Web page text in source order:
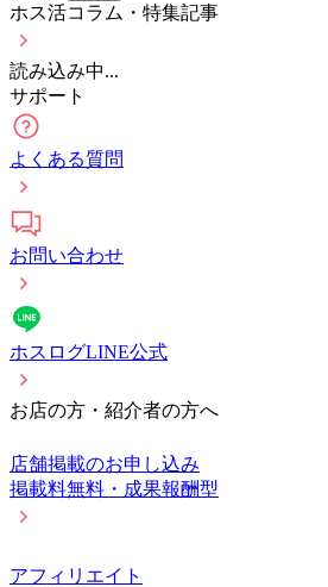
ホス活コラム・特集記事
読み込み中...
サポート
よくある質問
お問い合わせ
ホスログLINE公式
お店の方・紹介者の方へ
店舗掲載のお申し込み
掲載料無料・成果報酬型
アフィリエイト